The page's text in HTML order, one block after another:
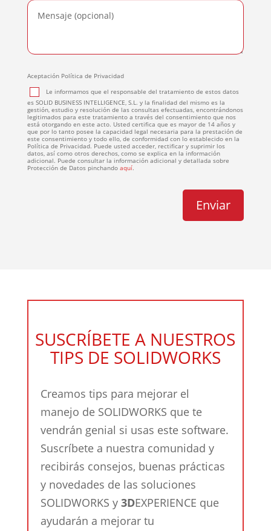
Aceptación Política de Privacidad
Le informamos que el responsable del tratamiento de estos datos
es SOLID BUSINESS INTELLIGENCE, S.L. y la finalidad del mismo es la
gestión, estudio y resolución de las consultas efectuadas, encontrándonos
legitimados para este tratamiento a través del consentimiento que nos
está otorgando en este acto. Usted certifica que es mayor de 14 años y
que por lo tanto posee la capacidad legal necesaria para la prestación de
este consentimiento y todo ello, de conformidad con lo establecido en la
Política de Privacidad. Puede usted acceder, rectificar y suprimir los
datos, así como otros derechos, como se explica en la información
adicional. Puede consultar la información adicional y detallada sobre
Protección de Datos pinchando aquí.
SUSCRÍBETE A NUESTROS
TIPS DE SOLIDWORKS
Creamos tips para mejorar el
manejo de SOLIDWORKS que te
vendrán genial si usas este software.
Suscríbete a nuestra comunidad y
recibirás consejos, buenas prácticas
y novedades de las soluciones
SOLIDWORKS y3DEXPERIENCE que
ayudarán a mejorar tu